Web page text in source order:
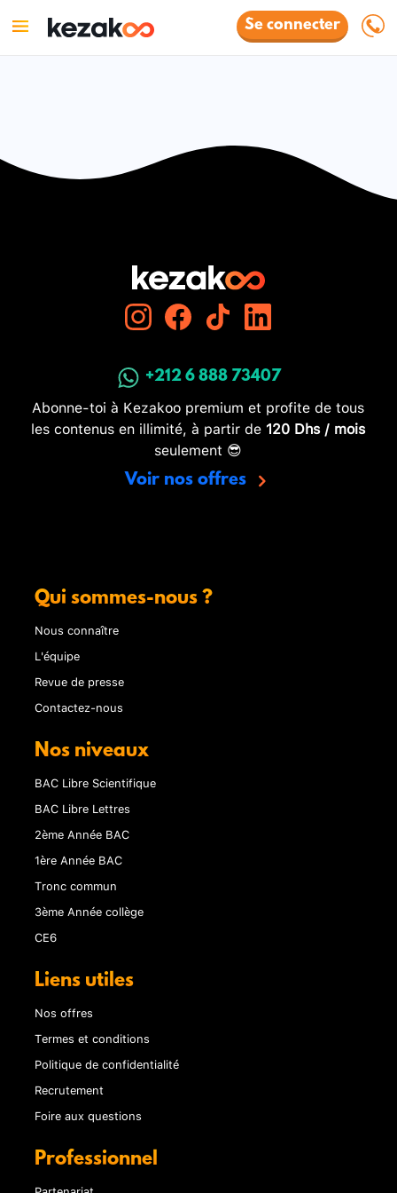
Se connecter
+212 6 888 73407
Abonne-toi à Kezakoo premium et profite de tous
les contenus en illimité, à partir de 120 Dhs / mois
seulement 😎
Voir nos offres
Qui sommes-nous ?
Nous connaître
L'équipe
Revue de presse
Contactez-nous
Nos niveaux
BAC Libre Scientifique
BAC Libre Lettres
2ème Année BAC
1ère Année BAC
Tronc commun
3ème Année collège
CE6
Liens utiles
Nos offres
Termes et conditions
Politique de confidentialité
Recrutement
Foire aux questions
Professionnel